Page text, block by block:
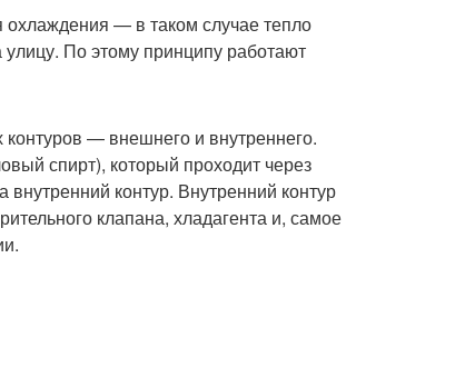
охлаждения — в таком случае тепло
По этому принципу работают
— внешнего и внутреннего.
спирт), который проходит через
контур. Внутренний контур
клапана, хладагента и, самое